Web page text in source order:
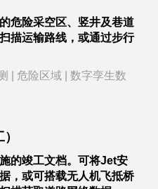
危险采空区、竖井及巷道
描运输路线，或通过步行
| 危险区域 | 数字孪生数
的竣工文档。可将Jet安
，或可搭载无人机飞抵桥